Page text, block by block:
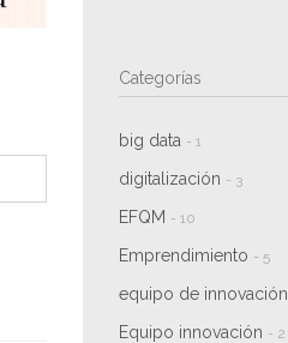
Categorías
big data - 1
digitalización - 3
EFQM - 10
Emprendimiento - 5
equipo de innovación
Equipo innovación - 2